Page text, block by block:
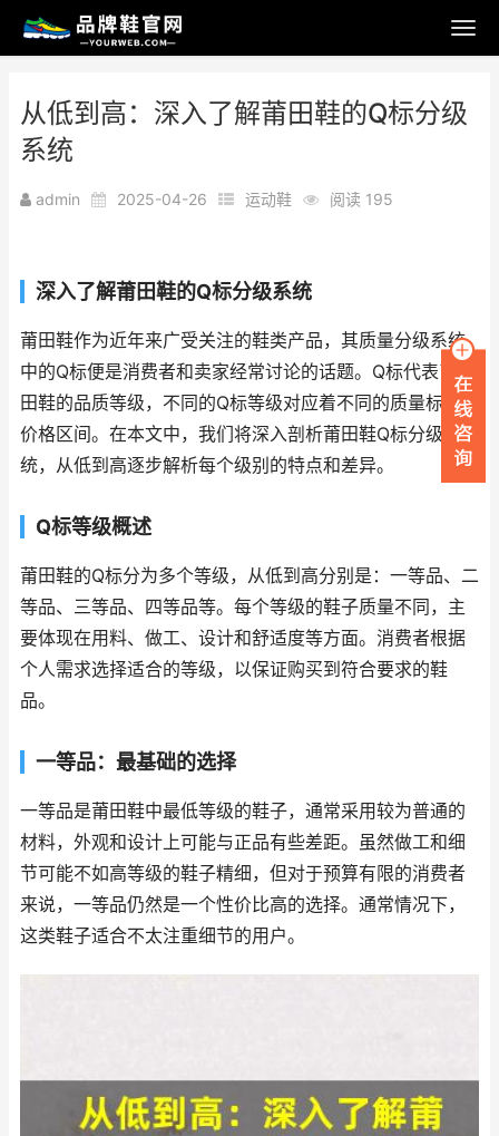
从低到高：深入了解莆田鞋的Q标分级
系统
admin 2025-04-26 运动鞋 阅读 195
深入了解莆田鞋的Q标分级系统
莆田鞋作为近年来广受关注的鞋类产品，其质量分级系统
中的Q标便是消费者和卖家经常讨论的话题。Q标代表了莆
田鞋的品质等级，不同的Q标等级对应着不同的质量标准和
价格区间。在本文中，我们将深入剖析莆田鞋Q标分级系
统，从低到高逐步解析每个级别的特点和差异。
Q标等级概述
莆田鞋的Q标分为多个等级，从低到高分别是：一等品、二
等品、三等品、四等品等。每个等级的鞋子质量不同，主
要体现在用料、做工、设计和舒适度等方面。消费者根据
个人需求选择适合的等级，以保证购买到符合要求的鞋
品。
一等品：最基础的选择
一等品是莆田鞋中最低等级的鞋子，通常采用较为普通的
材料，外观和设计上可能与正品有些差距。虽然做工和细
节可能不如高等级的鞋子精细，但对于预算有限的消费者
来说，一等品仍然是一个性价比高的选择。通常情况下，
这类鞋子适合不太注重细节的用户。